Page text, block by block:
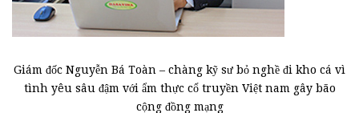
Giám đốc Nguyễn Bá Toàn – chàng kỹ sư bỏ nghề đi kho cá vì
tình yêu sâu đậm với ẩm thực cổ truyền Việt nam gây bão
cộng đồng mạng